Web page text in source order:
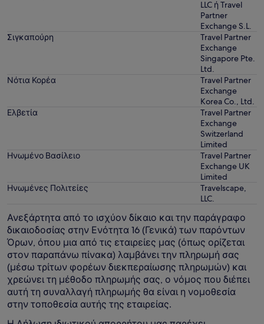
LLC ή Travel
Partner
Exchange S.L.
Σιγκαπούρη
Travel Partner
Exchange
Singapore Pte.
Ltd.
Νότια Κορέα
Travel Partner
Exchange
Korea Co., Ltd.
Ελβετία
Travel Partner
Exchange
Switzerland
Limited
Ηνωμένο Βασίλειο
Travel Partner
Exchange UK
Limited
Ηνωμένες Πολιτείες
Travelscape,
LLC.
Ανεξάρτητα από το ισχύον δίκαιο και την παράγραφο
δικαιοδοσίας στην Ενότητα 16 (Γενικά) των παρόντων
Όρων, όπου μια από τις εταιρείες μας (όπως ορίζεται
στον παραπάνω πίνακα) λαμβάνει την πληρωμή σας
(μέσω τρίτων φορέων διεκπεραίωσης πληρωμών) και
χρεώνει τη μέθοδο πληρωμής σας, ο νόμος που διέπει
αυτή τη συναλλαγή πληρωμής θα είναι η νομοθεσία
στην τοποθεσία αυτής της εταιρείας.